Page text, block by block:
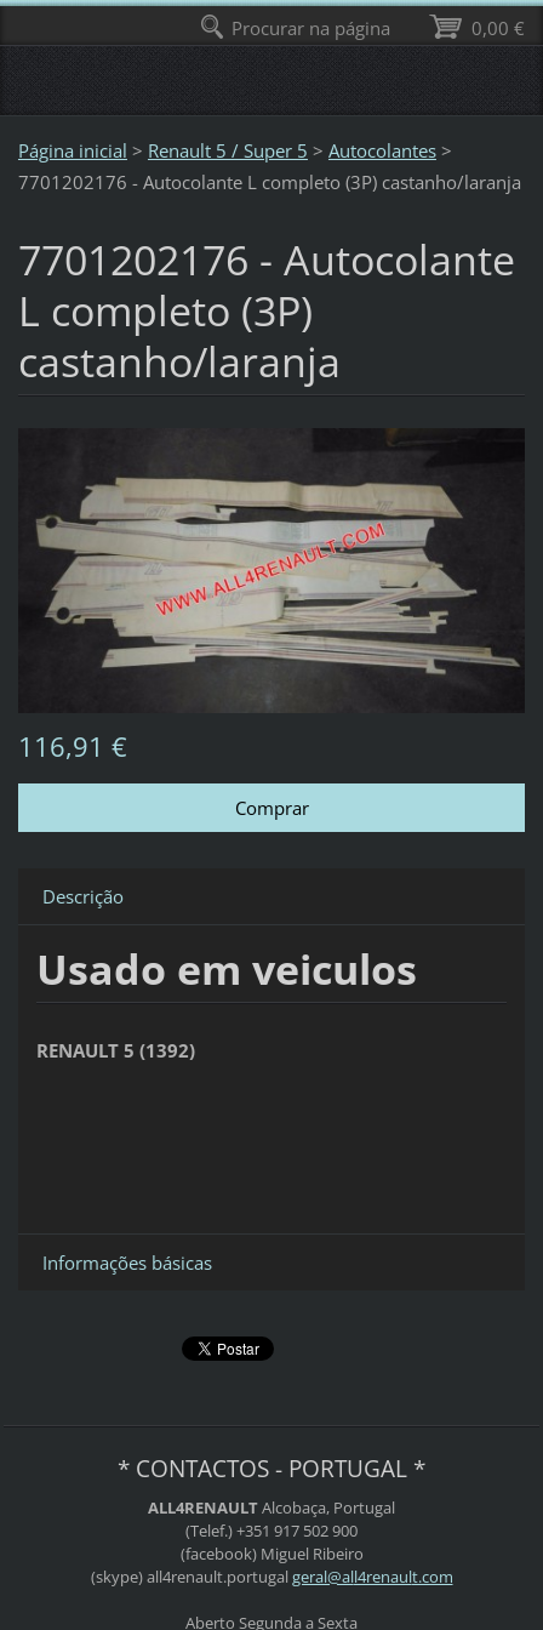
Página inicial > Renault 5 / Super 5 > Autocolantes >
7701202176 - Autocolante L completo (3P) castanho/laranja
7701202176 - Autocolante
L completo (3P)
castanho/laranja
116,91 €
Descrição
Usado em veiculos
RENAULT 5 (1392)
Informações básicas
* CONTACTOS - PORTUGAL *
ALL4RENAULTAlcobaça, Portugal
(Telef.) +351 917 502 900
(facebook) Miguel Ribeiro
(skype) all4renault.portugal geral@all4renault.com
Aberto Segunda a Sexta
0,00 €
Procurar na página